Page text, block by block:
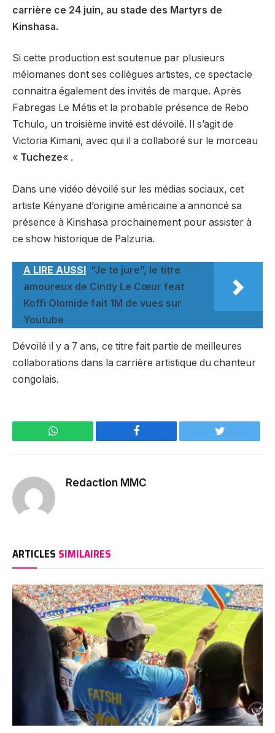
carrière ce 24 juin, au stade des Martyrs de
Kinshasa.
Si cette production est soutenue par plusieurs
mélomanes dont ses collègues artistes, ce spectacle
connaitra également des invités de marque. Après
Fabregas Le Métis et la probable présence de Rebo
Tchulo, un troisième invité est dévoilé. Il s’agit de
Victoria Kimani, avec qui il a collaboré sur le morceau
« Tucheze« .
Dans une vidéo dévoilé sur les médias sociaux, cet
artiste Kényane d’origine américaine a annoncé sa
présence à Kinshasa prochainement pour assister à
ce show historique de Palzuria.
A LIRE AUSSI “Je te jure”, le titre
amoureux de Cindy Le Cœur feat
Koffi Olomide fait 1M de vues sur
Youtube
Dévoilé il y a 7 ans, ce titre fait partie de meilleures
collaborations dans la carrière artistique du chanteur
congolais.
WhatsApp Facebook Twitter
Redaction MMC
ARTICLES SIMILAIRES